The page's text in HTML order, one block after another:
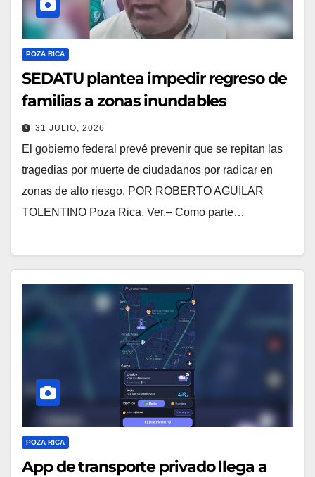
POZA RICA
SEDATU plantea impedir regreso de
familias a zonas inundables
31 JULIO, 2026
El gobierno federal prevé prevenir que se repitan las
tragedias por muerte de ciudadanos por radicar en
zonas de alto riesgo. POR ROBERTO AGUILAR
TOLENTINO Poza Rica, Ver.– Como parte…
POZA RICA
App de transporte privado llega a